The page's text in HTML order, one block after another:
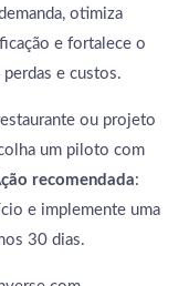
otimiza
e fortalece o
e custos.
ou projeto
um piloto com
recomendada:
e implemente uma
30 dias.